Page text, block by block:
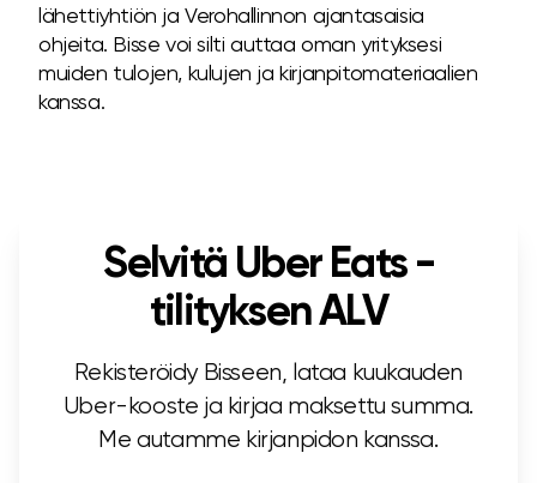
lähettiyhtiön ja Verohallinnon ajantasaisia
ohjeita. Bisse voi silti auttaa oman yrityksesi
muiden tulojen, kulujen ja kirjanpitomateriaalien
kanssa.
Selvitä Uber Eats -
tilityksen ALV
Rekisteröidy Bisseen, lataa kuukauden
Uber-kooste ja kirjaa maksettu summa.
Me autamme kirjanpidon kanssa.